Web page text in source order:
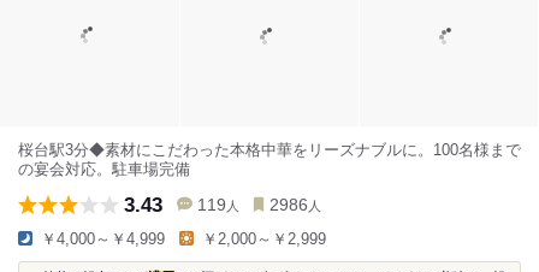
桜台駅3分◆素材にこだわった本格中華をリーズナブルに。100名様まで
の宴会対応。駐車場完備
3.43 119 人 2986 人
￥4,000～￥4,999 ￥2,000～￥2,999